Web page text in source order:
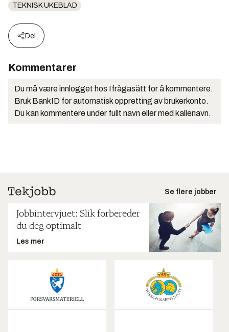
TEKNISK UKEBLAD
Del
Kommentarer
Du må være innlogget hos Ifrågasätt for å kommentere.
Bruk BankID for automatisk oppretting av brukerkonto.
Du kan kommentere under fullt navn eller med kallenavn.
Se flere jobber
Jobbintervjuet: Slik forbereder
du deg optimalt
Les mer